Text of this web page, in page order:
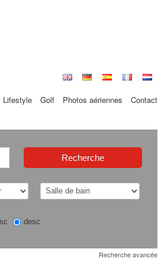
Lifestyle Golf Photos aériennes Contact
desc
Recherche avancée